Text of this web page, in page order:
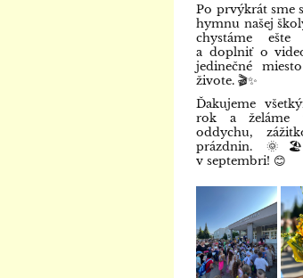
Po prvýkrát sme
hymnu našej
chystáme ešte
a doplniť o
jedinečné
živote. 🎬✨
Ďakujeme
rok a želáme
oddychu,
prázdnin.
v septembri! 😊